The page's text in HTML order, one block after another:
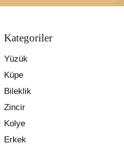
Kategoriler
Yüzük
Küpe
Bileklik
Zincir
Kolye
Erkek